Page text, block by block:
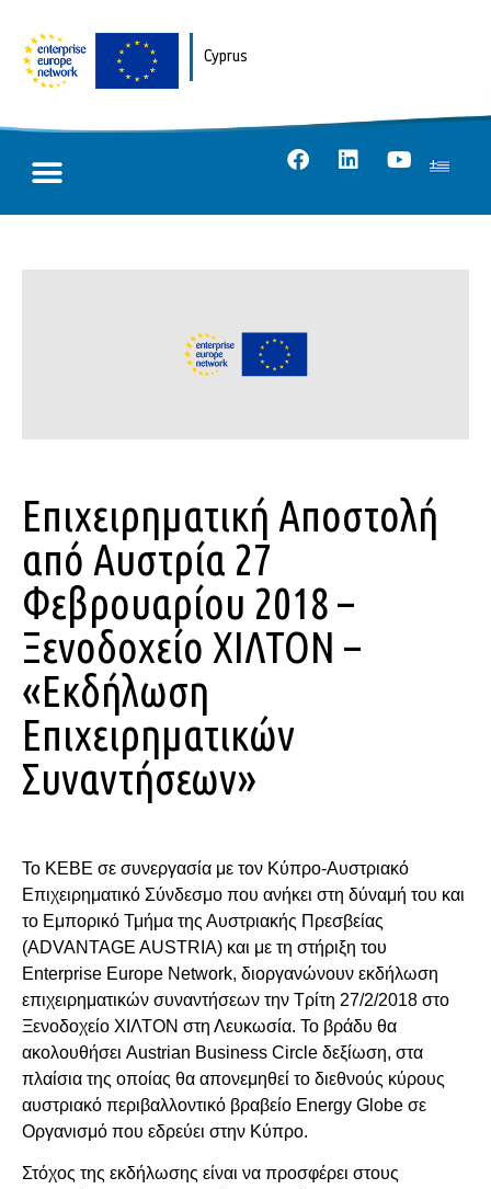
Cyprus
Επιχειρηματική Αποστολή
από Αυστρία 27
Φεβρουαρίου 2018 –
Ξενοδοχείο ΧΙΛΤΟΝ –
«Εκδήλωση
Επιχειρηματικών
Συναντήσεων»
Το ΚΕΒΕ σε συνεργασία με τον Κύπρο-Αυστριακό
Επιχειρηματικό Σύνδεσμο που ανήκει στη δύναμή του και
το Εμπορικό Τμήμα της Αυστριακής Πρεσβείας
(ADVANTAGE AUSTRIA) και με τη στήριξη του
Enterprise Europe Network, διοργανώνουν εκδήλωση
επιχειρηματικών συναντήσεων την Τρίτη 27/2/2018 στο
Ξενοδοχείο ΧΙΛΤΟΝ στη Λευκωσία. Το βράδυ θα
ακολουθήσει Austrian Business Circle δεξίωση, στα
πλαίσια της οποίας θα απονεμηθεί το διεθνούς κύρους
αυστριακό περιβαλλοντικό βραβείο Energy Globe σε
Οργανισμό που εδρεύει στην Κύπρο.
Στόχος της εκδήλωσης είναι να προσφέρει στους